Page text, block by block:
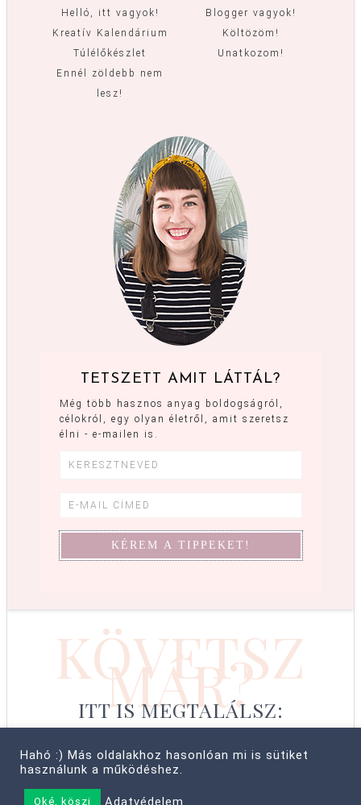
Helló, itt vagyok!
Kreatív Kalendárium
Túlélőkészlet
Ennél zöldebb nem
lesz!
Blogger vagyok!
Költözöm!
Unatkozom!
TETSZETT AMIT LÁTTÁL?
Még több hasznos anyag boldogságról,
célokról, egy olyan életről, amit szeretsz
élni - e-mailen is.
KÖVETSZ
MÁR?
ITT IS MEGTALÁLSZ:
© COPYRIGHT 2008–2026 CABBIT SUPREME LTD, FARKAS LÍVIA
• MINDEN JOG FENNTARTVA! ·
Hahó :) Más oldalakhoz hasonlóan mi is sütiket
használunk a működéshez.
Oké, köszi Adatvédelem